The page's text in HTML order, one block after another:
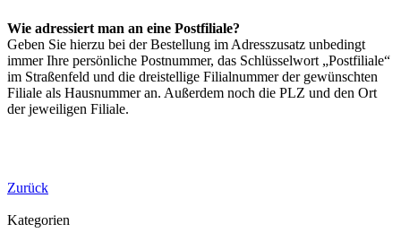
Wie adressiert man an eine Postfiliale?
Geben Sie hierzu bei der Bestellung im Adresszusatz unbedingt
immer Ihre persönliche Postnummer, das Schlüsselwort „Postfiliale“
im Straßenfeld und die dreistellige Filialnummer der gewünschten
Filiale als Hausnummer an. Außerdem noch die PLZ und den Ort
der jeweiligen Filiale.
Zurück
Kategorien